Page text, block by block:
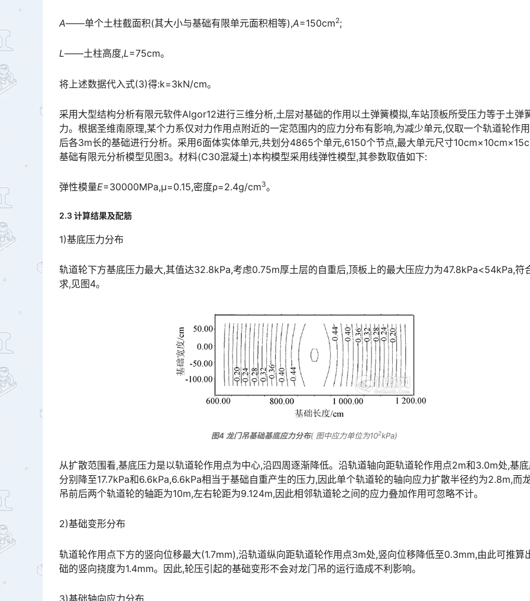
A——单个土柱截面积(其大小与基础有限单元面积相等),A=150cm2;
L——土柱高度,L=75cm。
将上述数据代入式(3)得:k=3kN/cm。
采用大型结构分析有限元软件Algor12进行三维分析,土层对基础的作用以土弹簧模拟,车站顶板所受压力等于土弹
力。根据圣维南原理,某个力系仅对力作用点附近的一定范围内的应力分布有影响,为减少单元,仅取一个轨道轮作
后各3m长的基础进行分析。采用6面体实体单元,共划分4865个单元,6150个节点,最大单元尺寸
基础有限元分析模型见图3。材料(C30混凝土)本构模型采用线弹性模型,其参数取值如下:󠅅󠅃󠄵󠅂󠄪󠇖󠆨󠆨󠇕󠆞󠆒󠅬󠇘󠆭󠆘󠇙󠆝󠅵󠇗󠆭󠆁󠄐󠇗󠅹󠅸󠇖󠆍󠅳󠇖󠅹󠅰󠇖󠆌󠅹
弹性模量E=30000MPa,μ=0.15,密度ρ=2.4g/cm3。
2.3 计算结果及配筋
1)基底压力分布
轨道轮下方基底压力最大,其值达32.8kPa,考虑0.75m厚土层的自重后,顶板上的最大压应力为47.8kPa<54kPa,符
求,见图4。
图4 龙门吊基础基底应力分布( 图中应力单位为102kPa)
从扩散范围看,基底压力是以轨道轮作用点为中心,沿四周逐渐降低。沿轨道轴向距轨道轮作用点2m和3.0m处,基
分别降至17.7kPa和6.6kPa,6.6kPa相当于基础自重产生的压力,因此单个轨道轮的轴向应力扩散半径约为2.8m,而
吊前后两个轨道轮的轴距为10m,左右轮距为9.124m,因此相邻轨道轮之间的应力叠加作用可忽略不计。󠅅󠅃󠄵󠅂󠄪󠇖󠆨󠆨󠇕󠆞󠆒󠅬󠇘󠆭󠆘󠇙󠆝󠅵󠇗󠆭󠆁󠄐󠇗󠅹󠅸󠇖󠆍󠅳󠇖󠅹󠅰󠇖󠆌󠅹
2)基础变形分布
轨道轮作用点下方的竖向位移最大(1.7mm),沿轨道纵向距轨道轮作用点3m处,竖向位移降低至0.3mm,由此可推算
础的竖向挠度为1.4mm。因此,轮压引起的基础变形不会对龙门吊的运行造成不利影响。󠅅󠅃󠄵󠅂󠄪󠇖󠆨󠆨󠇕󠆞󠆒󠅬󠇘󠆭󠆘󠇙󠆝󠅵󠇗󠆭󠆁󠄐󠇗󠅹󠅸󠇖󠆍󠅳󠇖󠅹󠅰󠇖󠆌󠅹
3)基础轴向应力分布